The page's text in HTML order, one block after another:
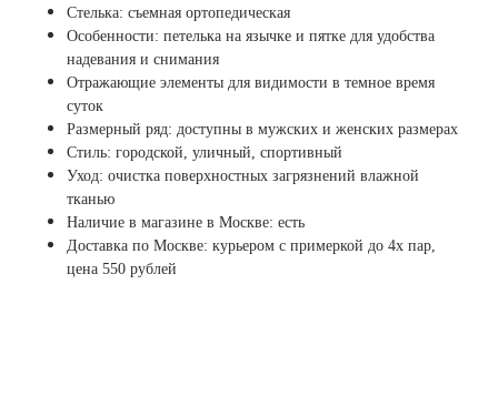
Стелька: съемная ортопедическая
Особенности: петелька на язычке и пятке для удобства
надевания и снимания
Отражающие элементы для видимости в темное время
суток
Размерный ряд: доступны в мужских и женских размерах
Стиль: городской, уличный, спортивный
Уход: очистка поверхностных загрязнений влажной
тканью
Наличие в магазине в Москве: есть
Доставка по Москве: курьером с примеркой до 4х пар,
цена 550 рублей